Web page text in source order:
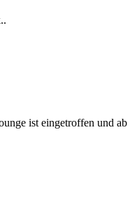
ist eingetroffen und ab